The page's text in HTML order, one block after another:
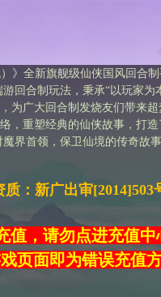
）》全新旗舰级仙侠国风回合
回合制玩法，秉承“以玩家为
为广大回合制发烧友们带来
，重塑经典的仙侠故事，打
界首领，保卫仙境的传奇故
质：新广出审[2014]503
值，请勿点进充
页面即为错误